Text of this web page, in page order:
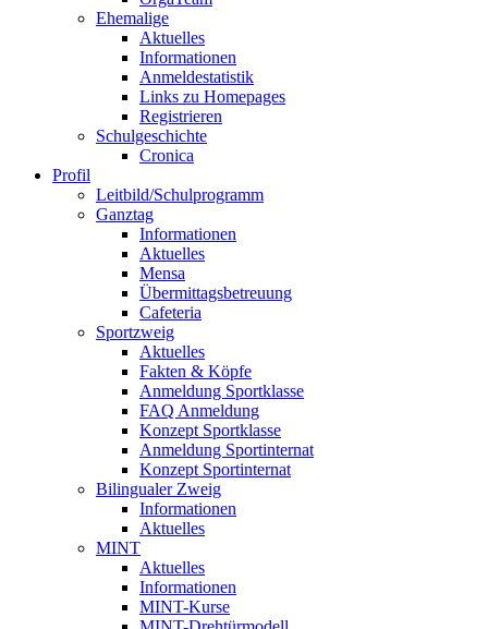
Ehemalige
Aktuelles
Informationen
Anmeldestatistik
Links zu Homepages
Registrieren
Schulgeschichte
Cronica
Profil
Leitbild/Schulprogramm
Ganztag
Informationen
Aktuelles
Mensa
Übermittagsbetreuung
Cafeteria
Sportzweig
Aktuelles
Fakten & Köpfe
Anmeldung Sportklasse
FAQ Anmeldung
Konzept Sportklasse
Anmeldung Sportinternat
Konzept Sportinternat
Bilingualer Zweig
Informationen
Aktuelles
MINT
Aktuelles
Informationen
MINT-Kurse